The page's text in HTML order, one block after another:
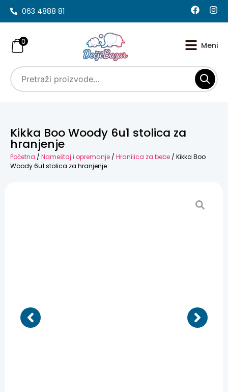
063 4888 81
0
Kikka Boo Woody 6u1 stolica za
hranjenje
Početna / Nameštaj i opremanje / Hranilica za bebe / Kikka Boo
Woody 6u1 stolica za hranjenje